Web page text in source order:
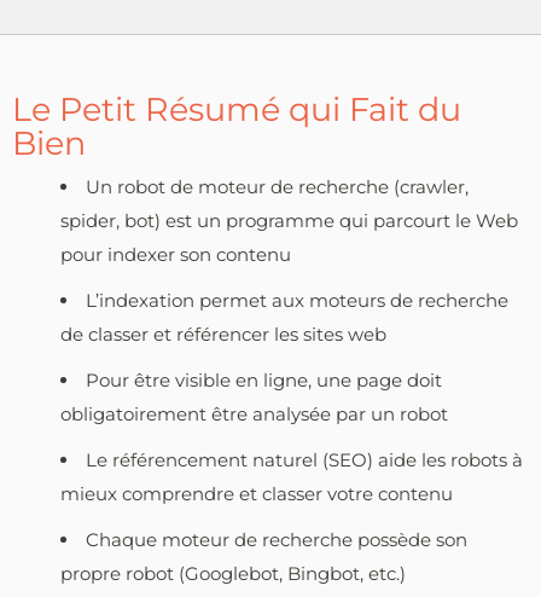
Le Petit Résumé qui Fait du
Bien
Un robot de moteur de recherche (crawler,
spider, bot) est un programme qui parcourt le Web
pour indexer son contenu
L’indexation permet aux moteurs de recherche
de classer et référencer les sites web
Pour être visible en ligne, une page doit
obligatoirement être analysée par un robot
Le référencement naturel (SEO) aide les robots à
mieux comprendre et classer votre contenu
Chaque moteur de recherche possède son
propre robot (Googlebot, Bingbot, etc.)